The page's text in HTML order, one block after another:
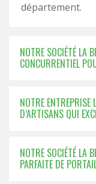
département.
NOTRE SOCIÉTÉ LA
CONCURRENTIEL
NOTRE ENTREPRISE
D’ARTISANS QUI
NOTRE SOCIÉTÉ LA
PARFAITE DE